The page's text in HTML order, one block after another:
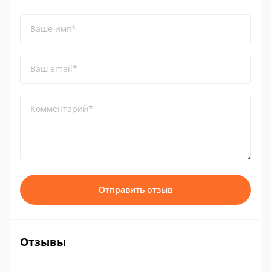
Ваше имя*
Ваш email*
Комментарий*
Отправить отзыв
Отзывы